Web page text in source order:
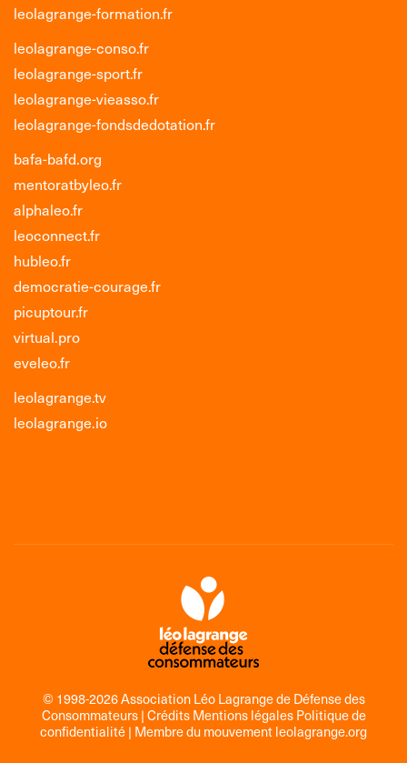
leolagrange-formation.fr
leolagrange-conso.fr
leolagrange-sport.fr
leolagrange-vieasso.fr
leolagrange-fondsdedotation.fr
bafa-bafd.org
mentoratbyleo.fr
alphaleo.fr
leoconnect.fr
hubleo.fr
democratie-courage.fr
picuptour.fr
virtual.pro
eveleo.fr
leolagrange.tv
leolagrange.io
© 1998-2026 Association Léo Lagrange de Défense des
Consommateurs |Crédits Mentions légales Politique de
confidentialité| Membre du mouvementleolagrange.org